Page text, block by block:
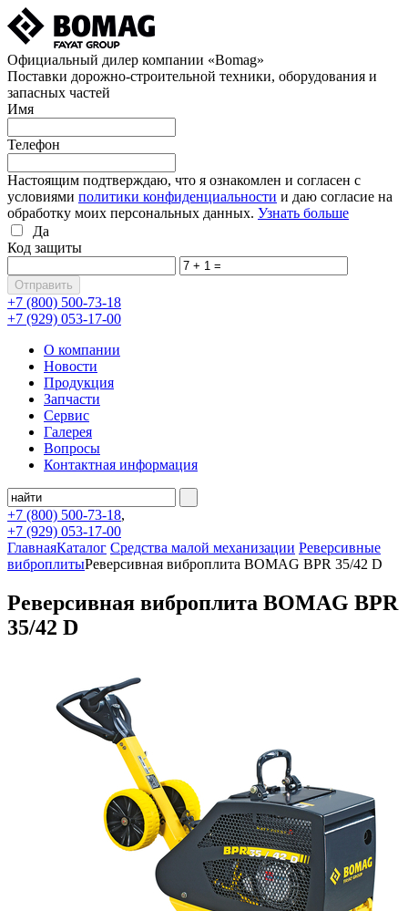
Официальный дилер компании «Bomag»
Поставки дорожно-строительной техники, оборудования и
запасных частей
Имя
Телефон
Настоящим подтверждаю, что я ознакомлен и согласен с
условиями политики конфиденциальности и даю согласие на
обработку моих персональных данных. Узнать больше
Да
Код защиты
+7 (800) 500-73-18
+7 (929) 053-17-00
О компании
Новости
Продукция
Запчасти
Сервис
Галерея
Вопросы
Контактная информация
+7 (800) 500-73-18,
+7 (929) 053-17-00
ГлавнаяКаталог Средства малой механизации Реверсивные
виброплитыРеверсивная виброплита BOMAG BPR 35/42 D
Реверсивная виброплита BOMAG BPR
35/42 D